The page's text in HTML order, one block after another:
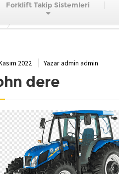
Forklift Takip Sistemleri
2022 Yazaradmin admin
dere